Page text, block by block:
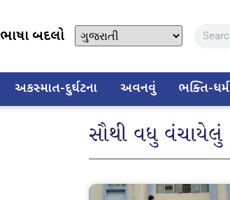
ભાષા બદલો
અકસ્માત-દુર્ઘટના અવનવું ભક્તિ-ધર્મ
સૌથી વધુ વંચાયેલું